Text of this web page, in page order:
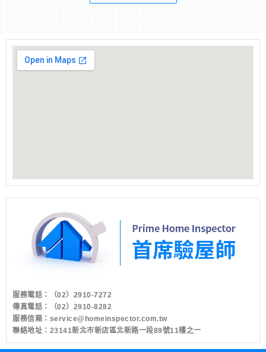
服務電話：
（02）2910-7272
傳真電話：（02）2910-8282
服務信箱： service@homeinspector.com.tw
聯絡地址：23141新北市新店區北新路一段89號11樓之一